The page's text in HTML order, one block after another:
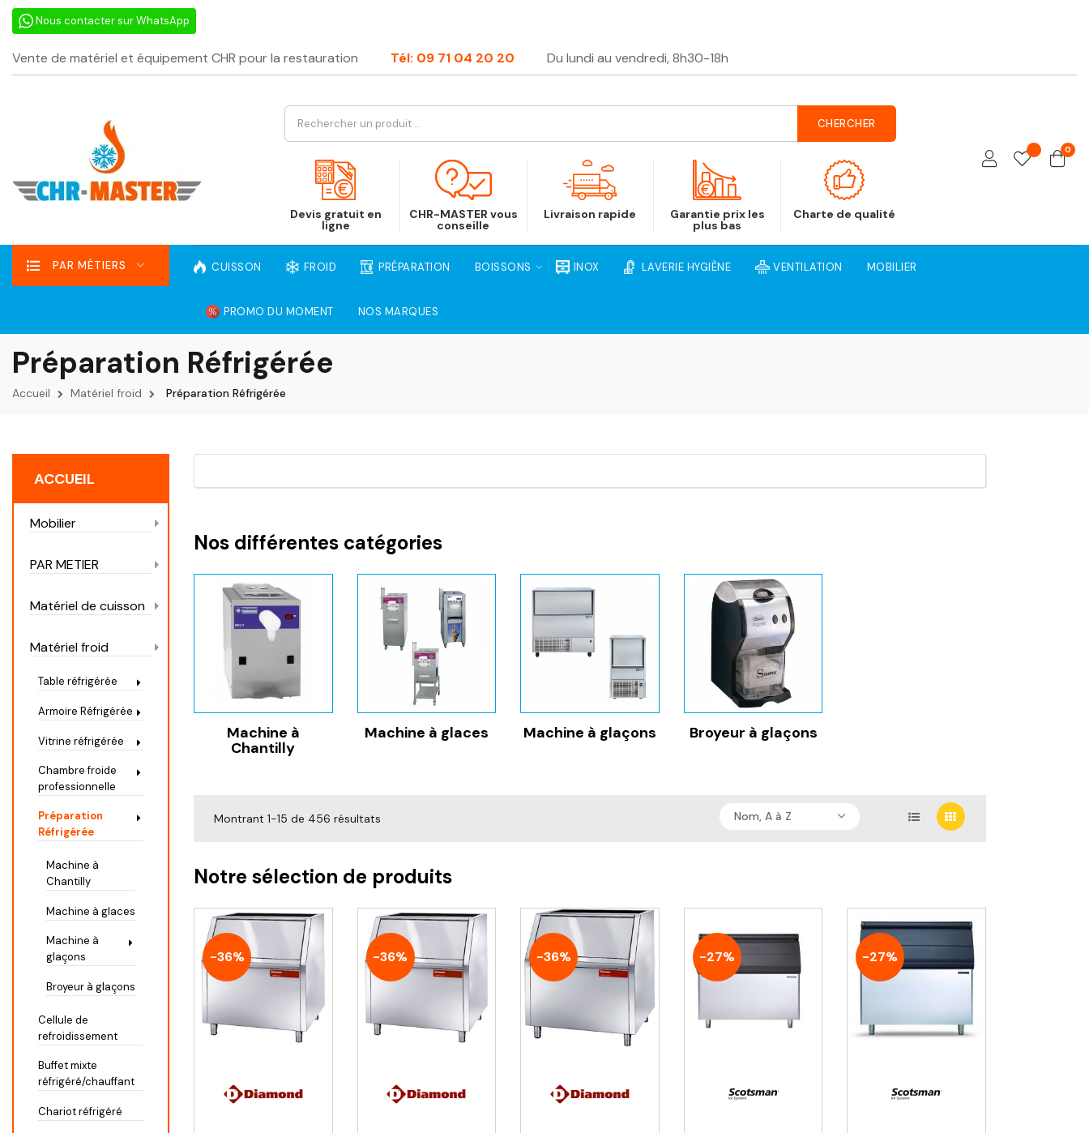
Nous contacter sur WhatsApp
Vente de matériel et équipement CHR pour la restauration Tél: 09 71 04 20 20 Du lundi au vendredi, 8h30-18h
CHERCHER
Devis gratuit en
ligne
CHR-MASTER vous
conseille
Livraison rapide Garantie prix les
plus bas
Charte de qualité
0
PAR MÉTIERS CUISSON FROID PRÉPARATION BOISSONS INOX LAVERIE HYGIÈNE VENTILATION MOBILIER
PROMO DU MOMENT NOS MARQUES
Préparation Réfrigérée
Accueil Matériel froid Préparation Réfrigérée
ACCUEIL
Mobilier
PAR METIER
Matériel de cuisson
Matériel froid
Table réfrigérée
Armoire Réfrigérée
Vitrine réfrigérée
Chambre froide
professionnelle
Préparation
Réfrigérée
Machine à
Chantilly
Machine à glaces
Machine à
glaçons
Broyeur à glaçons
Cellule de
refroidissement
Buffet mixte
réfrigéré/chauffant
Chariot réfrigéré
Nos différentes catégories
Machine à
Chantilly
Machine à glaces Machine à glaçons Broyeur à glaçons
Montrant 1-15 de 456 résultats Nom, A à Z
Notre sélection de produits
-36% -36% -36% -27% -27%